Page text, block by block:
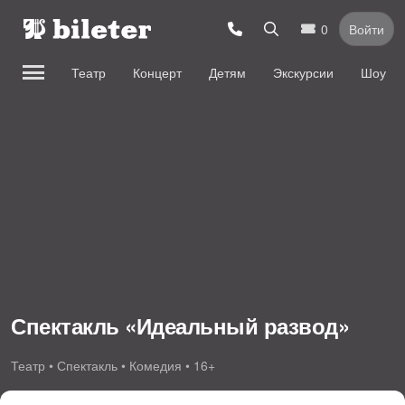
0 Войти
Театр Концерт Детям Экскурсии Шоу
Спектакль «Идеальный развод»
Театр • Спектакль • Комедия • 16+